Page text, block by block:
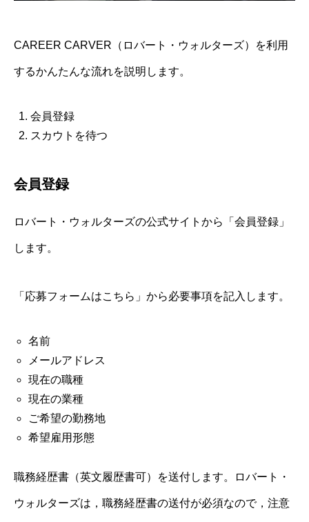
CAREER CARVER（ロバート・ウォルターズ）を利用
するかんたんな流れを説明します。
会員登録
スカウトを待つ
会員登録
ロバート・ウォルターズの公式サイトから「会員登録」
します。
「応募フォームはこちら」から必要事項を記入します。
名前
メールアドレス
現在の職種
現在の業種
ご希望の勤務地
希望雇用形態
職務経歴書（英文履歴書可）を送付します。ロバート・
ウォルターズは，職務経歴書の送付が必須なので，注意